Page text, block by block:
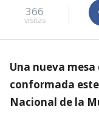
366
visitas
Una nueva
conformada
Nacional de la